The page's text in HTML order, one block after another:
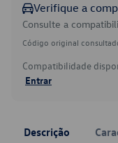
Verifique a
Consulte a
Código original
Compatibilidade
Entrar
Descrição